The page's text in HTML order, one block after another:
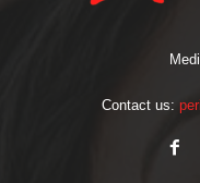
Contact us: